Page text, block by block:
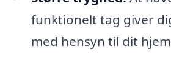
funktionelt tag giver
med hensyn til dit